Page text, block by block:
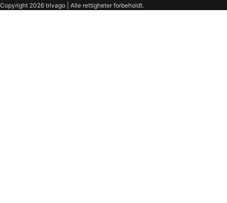
Copyright 2026 trivago | Alle rettigheter forbeholdt.